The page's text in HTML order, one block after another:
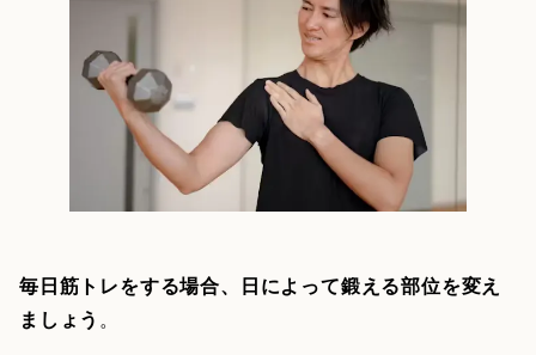
毎日筋トレをする場合、日によって鍛える部位を変え
ましょう 。